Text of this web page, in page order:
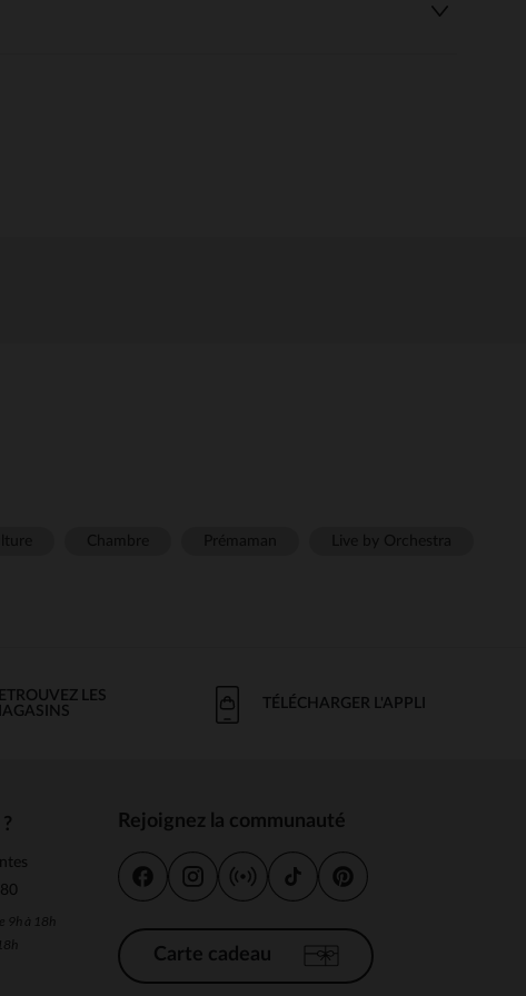
LES
TÉLÉCHARGER L'APPLI
9h à 18h
Rejoignez la communauté
Carte cadeau